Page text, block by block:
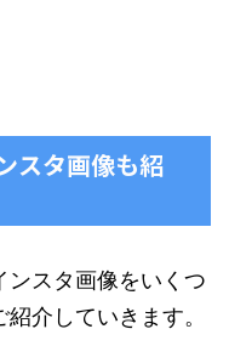
スタ画像も紹
ンスタ画像をいくつ
介していきます。